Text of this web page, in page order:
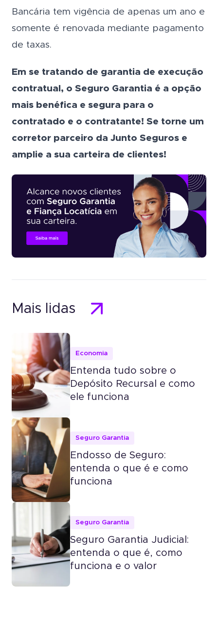
Bancária tem vigência de apenas um ano e
somente é renovada mediante pagamento
de taxas.
Em se tratando de garantia de execução
contratual, o Seguro Garantia é a opção
mais benéfica e segura para o
contratado e o contratante! Se torne um
corretor parceiro da Junto Seguros e
amplie a sua carteira de clientes!
Mais lidas
Economia
Entenda tudo sobre o
Depósito Recursal e como
ele funciona
Seguro Garantia
Endosso de Seguro:
entenda o que é e como
funciona
Seguro Garantia
Seguro Garantia Judicial:
entenda o que é, como
funciona e o valor